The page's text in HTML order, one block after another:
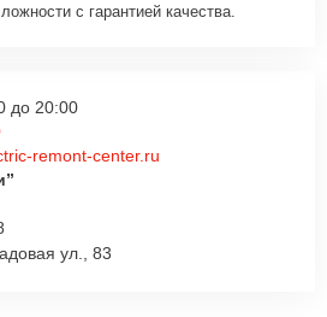
с гарантией качества.
ул., 83
до 20:00
remont-center.ru